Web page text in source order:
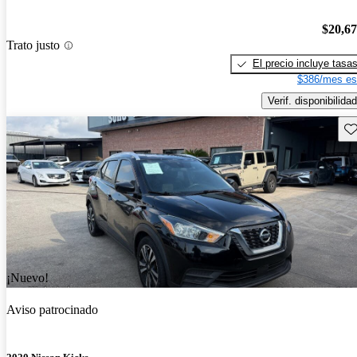
Trato justo
El precio incluye tasas
$386/mes
Verif. disponibilidad
¡Nuevo!
Aviso patrocinado